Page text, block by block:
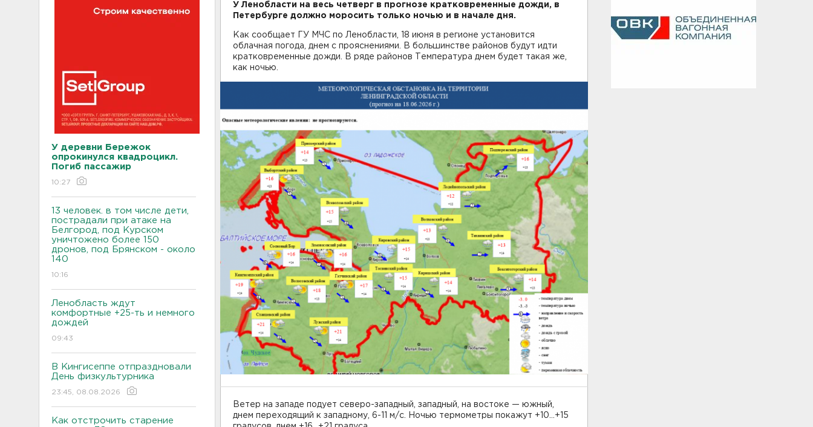
У деревни Бережок
опрокинулся квадроцикл.
Погиб пассажир
10:27
13 человек. в том числе дети,
пострадали при атаке на
Белгород, под Курском
уничтожено более 150
дронов, под Брянском - около
140
10:16
Ленобласть ждут
комфортные +25-ть и немного
дождей
09:43
В Кингисеппе отпраздновали
День физкультурника
23:45, 08.08.2026
Как отстрочить старение
У Ленобласти на весь четверг в прогнозе кратковременные дожди, в
Петербурге должно моросить только ночью и в начале дня.
Как сообщает ГУ МЧС по Ленобласти, 18 июня в регионе установится
облачная погода, днем с прояснениями. В большинстве районов будут идти
кратковременные дожди. В ряде районов Температура днем будет такая же,
как ночью.
Ветер на западе подует северо-западный, западный, на востоке — южный,
днем переходящий к западному, 6-11 м/с. Ночью термометры покажут +10...+15